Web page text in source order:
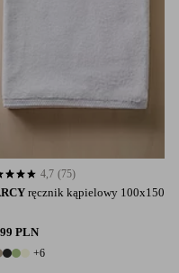
ręcznik kąpielowy 100x150
PLN
+6
się na 75 ocenach
4,7 (75)